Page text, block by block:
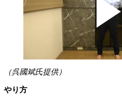
（呉國斌氏提供）
やり方